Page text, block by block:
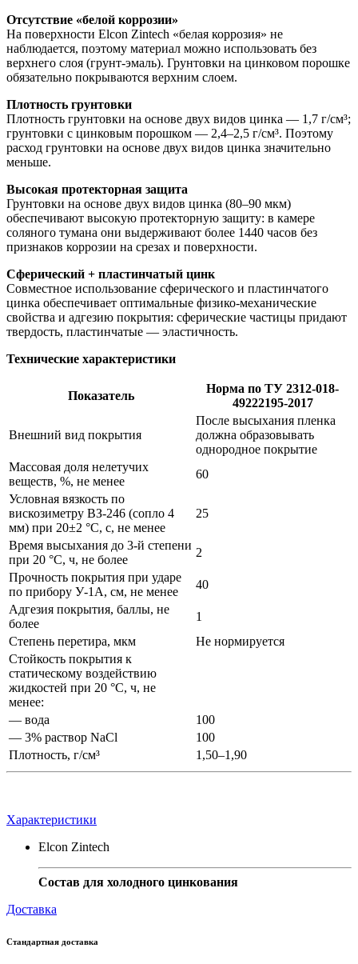
Отсутствие «белой коррозии»
На поверхности Elcon Zintech «белая коррозия» не
наблюдается, поэтому материал можно использовать без
верхнего слоя (грунт-эмаль). Грунтовки на цинковом порошке
обязательно покрываются верхним слоем.
Плотность грунтовки
Плотность грунтовки на основе двух видов цинка — 1,7 г/см³;
грунтовки с цинковым порошком — 2,4–2,5 г/см³. Поэтому
расход грунтовки на основе двух видов цинка значительно
меньше.
Высокая протекторная защита
Грунтовки на основе двух видов цинка (80–90 мкм)
обеспечивают высокую протекторную защиту: в камере
соляного тумана они выдерживают более 1440 часов без
признаков коррозии на срезах и поверхности.
Сферический + пластинчатый цинк
Совместное использование сферического и пластинчатого
цинка обеспечивает оптимальные физико-механические
свойства и адгезию покрытия: сферические частицы придают
твердость, пластинчатые — эластичность.
Технические характеристики
Показатель
Норма по ТУ 2312-018-
49222195-2017
Внешний вид покрытия
После высыхания пленка
должна образовывать
однородное покрытие
Массовая доля нелетучих
веществ, %, не менее
60
Условная вязкость по
вискозиметру ВЗ-246 (сопло 4
мм) при 20±2 °C, с, не менее
25
Время высыхания до 3-й степени
при 20 °C, ч, не более
2
Прочность покрытия при ударе
по прибору У-1А, см, не менее
40
Адгезия покрытия, баллы, не
более
1
Степень перетира, мкм
Не нормируется
Стойкость покрытия к
статическому воздействию
жидкостей при 20 °C, ч, не
менее:
— вода
100
— 3% раствор NaCl
100
Плотность, г/см³
1,50–1,90
Характеристики
Elcon Zintech
Состав для холодного цинкования
Доставка
Стандартная доставка